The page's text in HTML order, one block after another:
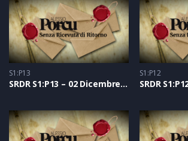
S1:P13
SRDR S1:P13 – 02 Dicembre 2020
S1:P12